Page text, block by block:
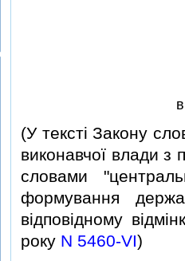
(У текстi Закону
виконавчої влади з
словами
формування
вiдповiдному
року N 5460-VI)